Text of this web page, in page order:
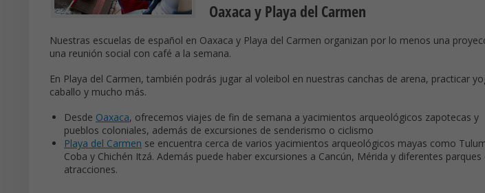
Oaxaca y Playa del Carmen
Nuestras escuelas de español en Oaxaca y Playa del Carmen organizan por lo menos una
una reunión social con café a la semana.
En Playa del Carmen, también podrás jugar al voleibol en nuestras canchas de arena, practicar
caballo y mucho más.
Desde Oaxaca, ofrecemos viajes de fin de semana a yacimientos arqueológicos zapotecas y
pueblos coloniales, además de excursiones de senderismo o ciclismo
Playa del Carmen se encuentra cerca de varios yacimientos arqueológicos mayas como
Coba y Chichén Itzá. Además puede haber excursiones a Cancún, Mérida y diferentes parques
atracciones.